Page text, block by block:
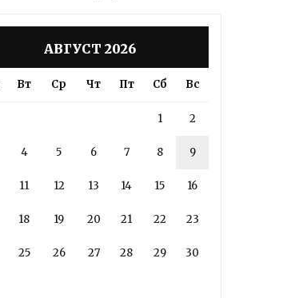
АВГУСТ 2026
Вт Ср Чт Пт Сб Вс
1 2
4 5 6 7 8 9
11 12 13 14 15 16
18 19 20 21 22 23
25 26 27 28 29 30